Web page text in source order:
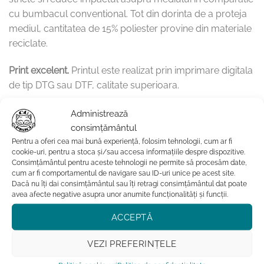
Administrează
consimțământul
Pentru a oferi cea mai bună experiență, folosim tehnologii, cum ar fi
cookie-uri, pentru a stoca și/sau accesa informațiile despre dispozitive.
Consimțământul pentru aceste tehnologii ne permite să procesăm date,
cum ar fi comportamentul de navigare sau ID-uri unice pe acest site.
Dacă nu îți dai consimțământul sau îți retragi consimțământul dat poate
avea afecte negative asupra unor anumite funcționalități și funcții.
ACCEPTĂ
VEZI PREFERINȚELE
cu bumbacul conventional. Tot din dorinta de a proteja
mediul, cantitatea de 15% poliester provine din materiale
reciclate.
Print excelent. Printul este realizat prin imprimare digitala
de tip DTG sau DTF, calitate superioara.
Hanoracul este o alegere purrrfecta pentru cei carora le
place sa poarte haine de calitate, confortabile si
prietenoase cu mediul inconjurator si sunt mari
admiratori ai micilor feline.
Instructiuni de intretinere:
hanoracul se va spala doar pe dos, la maximum 30
nu se va folosi fierul de calcat deasupra printului